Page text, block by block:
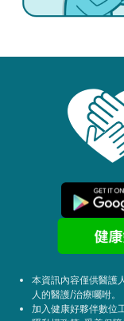
本資訊內容僅供醫護
人的醫護/治療囑咐。
加入健康好夥伴數位